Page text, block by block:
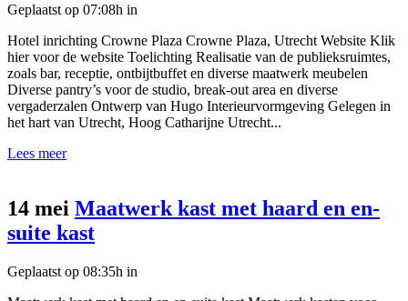
Geplaatst op 07:08h in
Hotel inrichting Crowne Plaza Crowne Plaza, Utrecht Website Klik
hier voor de website Toelichting Realisatie van de publieksruimtes,
zoals bar, receptie, ontbijtbuffet en diverse maatwerk meubelen
Diverse pantry’s voor de studio, break-out area en diverse
vergaderzalen Ontwerp van Hugo Interieurvormgeving Gelegen in
het hart van Utrecht, Hoog Catharijne Utrecht...
Lees meer
14 mei Maatwerk kast met haard en en-
suite kast
Geplaatst op 08:35h in